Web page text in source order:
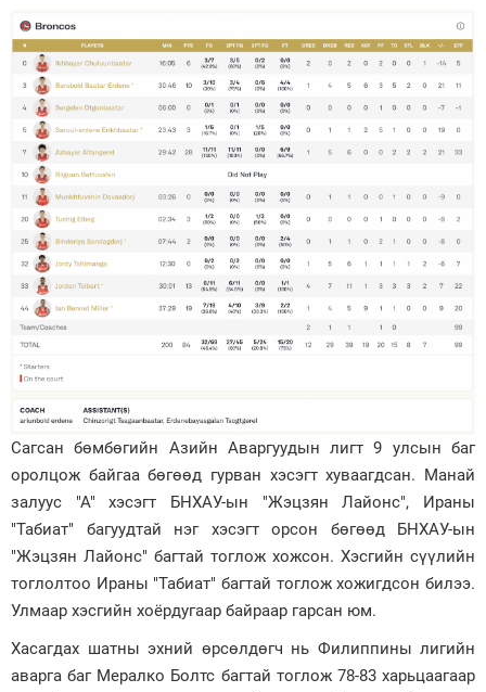
Сагсан бөмбөгийн Азийн Аваргуудын лигт 9 улсын баг
оролцож байгаа бөгөөд гурван хэсэгт хуваагдсан. Манай
залуус "А" хэсэгт БНХАУ-ын "Жэцзян Лайонс", Ираны
"Табиат" багуудтай нэг хэсэгт орсон бөгөөд БНХАУ-ын
"Жэцзян Лайонс" багтай тоглож хожсон. Хэсгийн сүүлийн
тоглолтоо Ираны "Табиат" багтай тоглож хожигдсон билээ.
Улмаар хэсгийн хоёрдугаар байраар гарсан юм.
Хасагдах шатны эхний өрсөлдөгч нь Филиппины лигийн
аварга баг Мералко Болтс багтай тоглож 78-83 харьцаагаар